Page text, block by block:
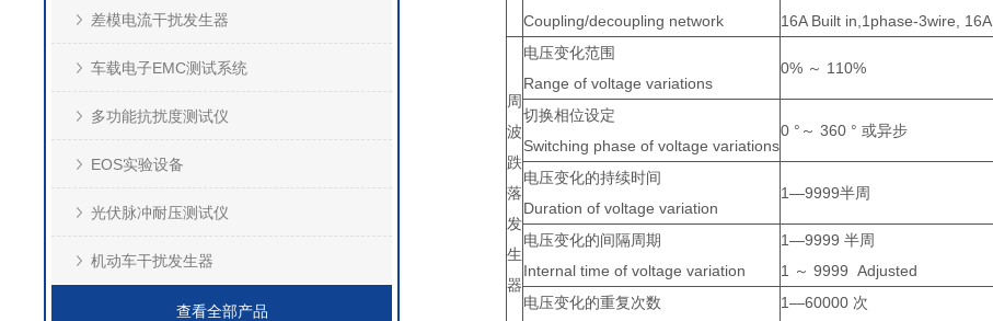
差模电流干扰发生器
车载电子EMC测试系统
多功能抗扰度测试仪
EOS实验设备
光伏脉冲耐压测试仪
机动车干扰发生器
查看全部产品
Coupling/decoupling network
16A Built in,1phase-3wire, 16A
周
波
跌
落
发
生
器
电压变化范围
Range of voltage variations
0% ～ 110%
切换相位设定
Switching phase of voltage variations
0 °～ 360 ° 或异步
电压变化的持续时间
Duration of voltage variation
1—9999半周
电压变化的间隔周期
Internal time of voltage variation
1—9999 半周
1 ～ 9999 Adjusted
电压变化的重复次数
1—60000 次